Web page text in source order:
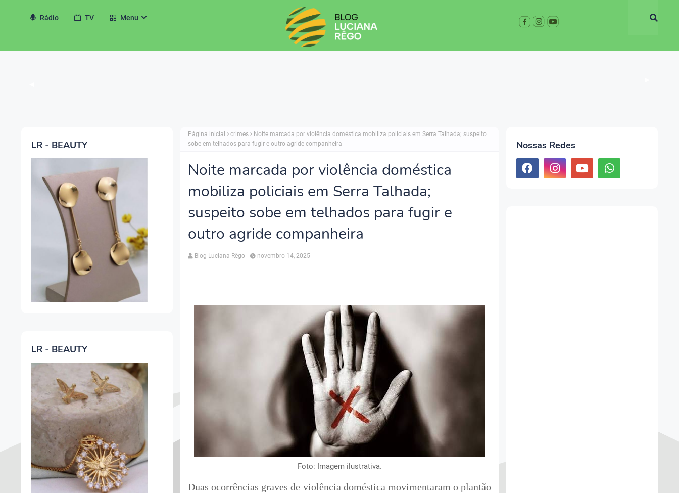
Rádio TV Menu
LR - BEAUTY
LR - BEAUTY
Página inicial crimes
Noite marcada por violência doméstica mobiliza policiais em Serra Talhada; suspeito
sobe em telhados para fugir e outro agride companheira
Noite marcada por violência doméstica
mobiliza policiais em Serra Talhada;
suspeito sobe em telhados para fugir e
outro agride companheira
Blog Luciana Rêgo novembro 14, 2025
Foto: Imagem ilustrativa.
Duas ocorrências graves de violência doméstica movimentaram o plantão
Nossas Redes